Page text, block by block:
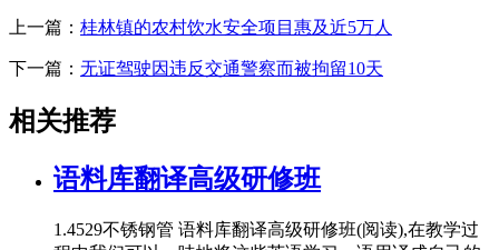
上一篇： 桂林镇的农村饮水安全项目惠及近5万人
下一篇： 无证驾驶因违反交通警察而被拘留10天
相关推荐
语料库翻译高级研修班
1.4529不锈钢管 语料库翻译高级研修班(阅读),在教学过